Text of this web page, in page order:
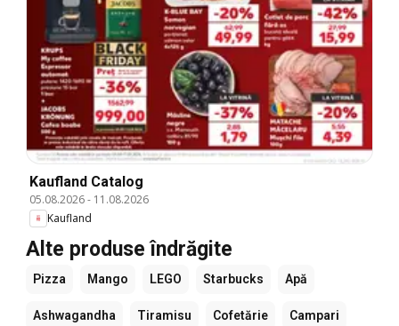
Kaufland Catalog
05.08.2026- 11.08.2026
Kaufland
Alte produse îndrăgite
Pizza Mango LEGO Starbucks Apă
Ashwagandha Tiramisu Cofetărie Campari